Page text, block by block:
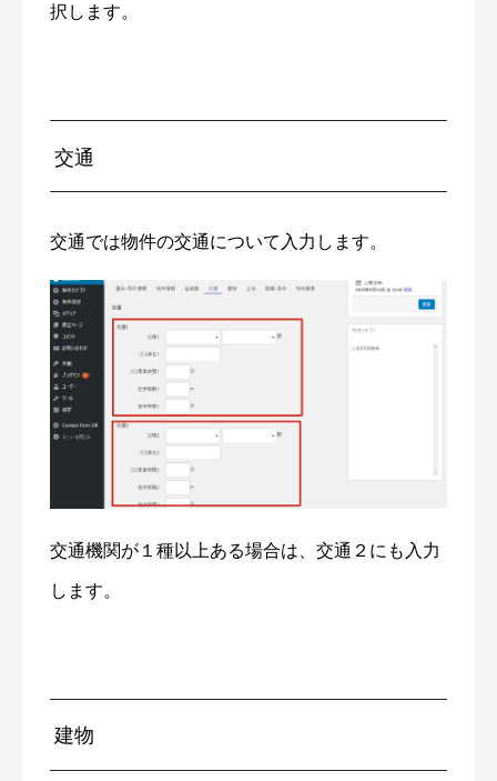
択します。
交通
交通では物件の交通について入力します。
交通機関が１種以上ある場合は、交通２にも入力
します。
建物